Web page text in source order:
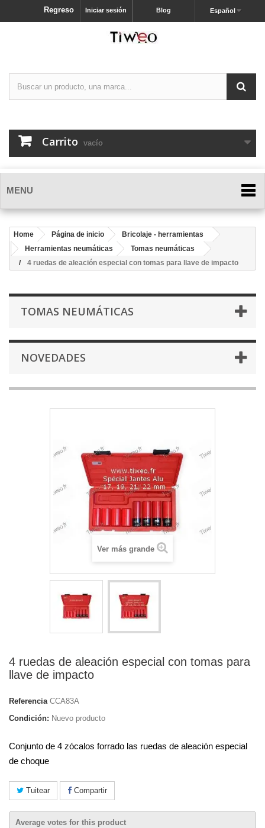
Español
Blog
Iniciar sesión
Regreso
Carrito vacío
MENU
Home Página de inicio
Bricolaje - herramientas
Herramientas neumáticas
Tomas neumáticas
4 ruedas de aleación especial con tomas para llave de impacto
TOMAS NEUMÁTICAS
NOVEDADES
Ver más grande
4 ruedas de aleación especial con tomas para
llave de impacto
Referencia CCA83A
Condición: Nuevo producto
Conjunto de 4 zócalos forrado las ruedas de aleación especial
de choque
Tuitear Compartir
Average votes for this product